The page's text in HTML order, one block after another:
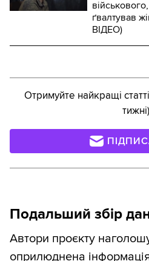
ґвалтував
ВІДЕО)
Отримуйте найкращі
тижні)
Подальший збір
Автори проєкту
оприлюднена